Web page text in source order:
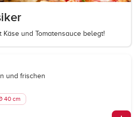
Käse und Tomatensauce belegt!
und frischen
40 cm